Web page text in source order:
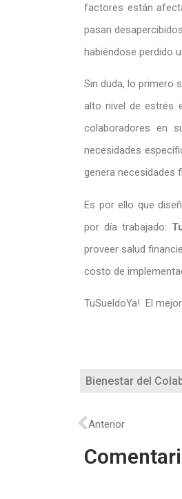
factores están
pasan
habiéndose perdido
Sin duda, lo primero
alto nivel de estrés
colaboradores en
necesidades
genera necesidades
Es por ello que
por día trabajado:
proveer salud
costo de
TuSueldoYa! El
Bienestar del
Anterior